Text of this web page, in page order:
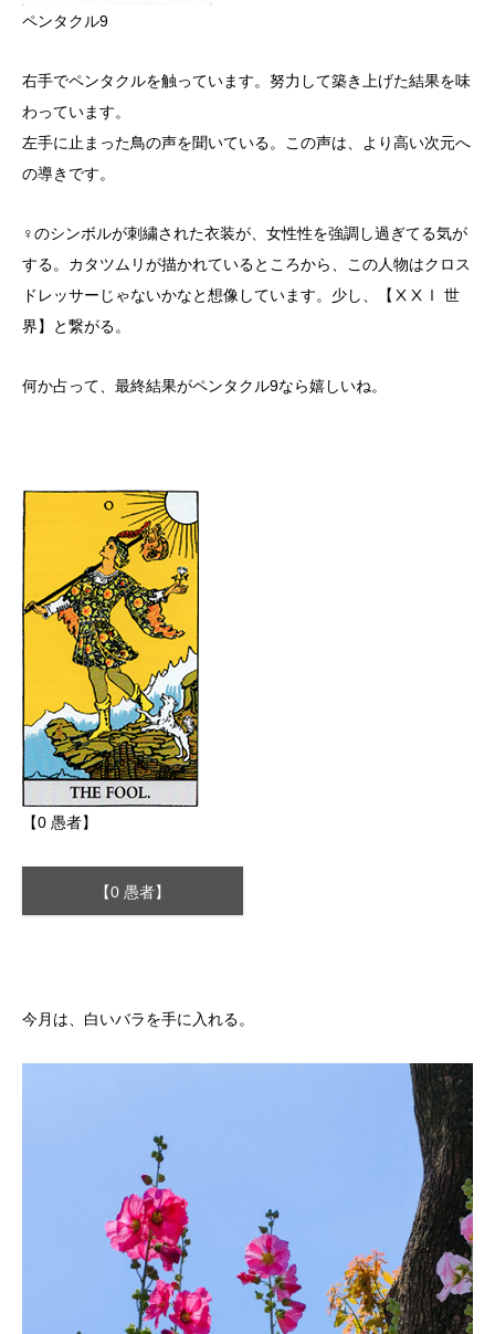
ペンタクル9
右手でペンタクルを触っています。努力して築き上げた結果を味
わっています。
左手に止まった鳥の声を聞いている。この声は、より高い次元へ
の導きです。
♀のシンボルが刺繍された衣装が、女性性を強調し過ぎてる気が
する。カタツムリが描かれているところから、この人物はクロス
ドレッサーじゃないかなと想像しています。少し、【ⅩⅩⅠ 世
界】と繋がる。
何か占って、最終結果がペンタクル9なら嬉しいね。
【0 愚者】
【0 愚者】
今月は、白いバラを手に入れる。